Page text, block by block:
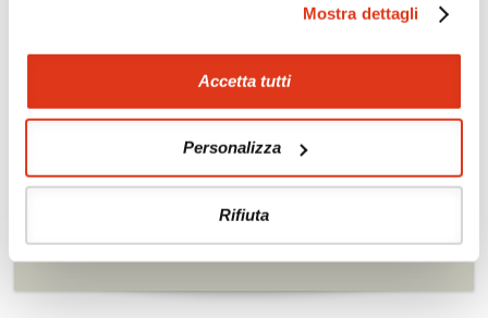
Mostra dettagli
Accetta tutti
Personalizza
Rifiuta
Trekking
Equitazione
Golf